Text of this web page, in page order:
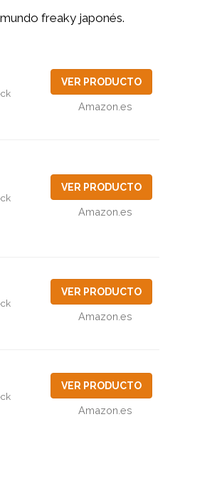
freaky japonés.
VER PRODUCTO
Amazon.es
VER PRODUCTO
Amazon.es
VER PRODUCTO
Amazon.es
VER PRODUCTO
Amazon.es